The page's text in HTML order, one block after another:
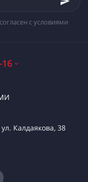
с условиями
Калдаякова, 38